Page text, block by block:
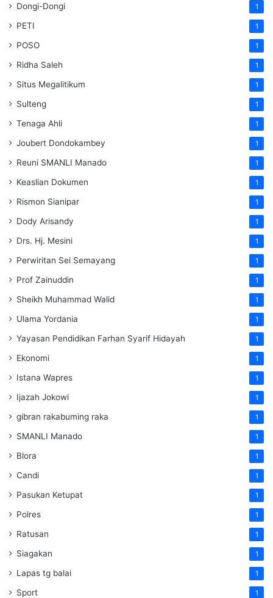
Dongi-Dongi 1
PETI 1
POSO 1
Ridha Saleh 1
Situs Megalitikum 1
Sulteng 1
Tenaga Ahli 1
Joubert Dondokambey 1
Reuni SMANLI Manado 1
Keaslian Dokumen 1
Rismon Sianipar 1
Dody Arisandy 1
Drs. Hj. Mesini 1
Perwiritan Sei Semayang 1
Prof Zainuddin 1
Sheikh Muhammad Walid 1
Ulama Yordania 1
Yayasan Pendidikan Farhan Syarif Hidayah 1
Ekonomi 1
Istana Wapres 1
Ijazah Jokowi 1
gibran rakabuming raka 1
SMANLI Manado 1
Blora 1
Candi 1
Pasukan Ketupat 1
Polres 1
Ratusan 1
Siagakan 1
Lapas tg balai 1
Sport 1